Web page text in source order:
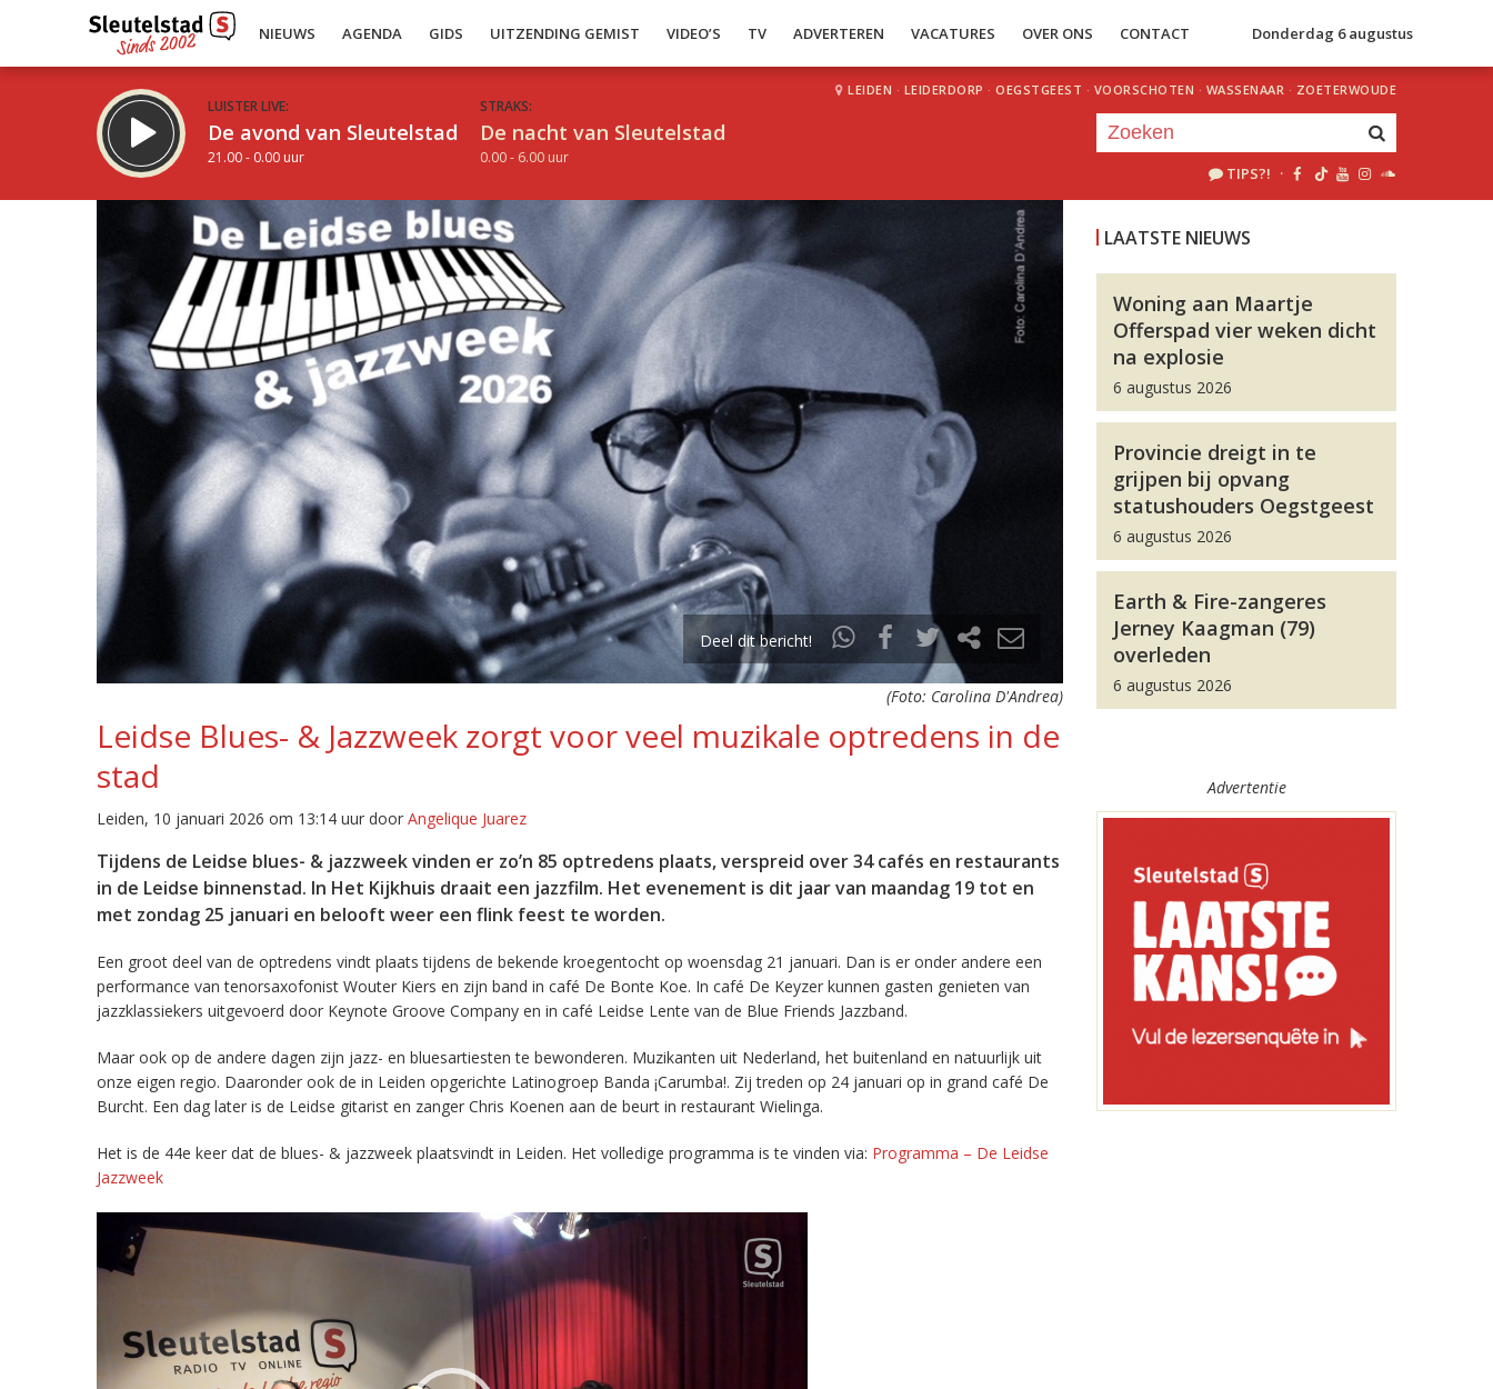
NIEUWS AGENDA GIDS UITZENDING GEMIST VIDEO’S TV ADVERTEREN VACATURES OVER ONS CONTACT Donderdag 6 augustus
LUISTER LIVE:
De avond van Sleutelstad
21.00 - 0.00 uur
STRAKS:
De nacht van Sleutelstad
0.00 - 6.00 uur
LEIDEN · LEIDERDORP · OEGSTGEEST · VOORSCHOTEN · WASSENAAR · ZOETERWOUDE
TIPS?! ·
Inklappen
Deel dit bericht!
(Foto: Carolina D'Andrea)
Leidse Blues- & Jazzweek zorgt voor veel muzikale optredens in de
stad
Leiden, 10 januari 2026 om 13:14 uur door Angelique Juarez
Tijdens de Leidse blues- & jazzweek vinden er zo’n 85 optredens plaats, verspreid over 34 cafés en restaurants
in de Leidse binnenstad. In Het Kijkhuis draait een jazzfilm. Het evenement is dit jaar van maandag 19 tot en
met zondag 25 januari en belooft weer een flink feest te worden.
Een groot deel van de optredens vindt plaats tijdens de bekende kroegentocht op woensdag 21 januari. Dan is er onder andere een
performance van tenorsaxofonist Wouter Kiers en zijn band in café De Bonte Koe. In café De Keyzer kunnen gasten genieten van
jazzklassiekers uitgevoerd door Keynote Groove Company en in café Leidse Lente van de Blue Friends Jazzband.
Maar ook op de andere dagen zijn jazz- en bluesartiesten te bewonderen. Muzikanten uit Nederland, het buitenland en natuurlijk uit
onze eigen regio. Daaronder ook de in Leiden opgerichte Latinogroep Banda ¡Carumba!. Zij treden op 24 januari op in grand café De
Burcht. Een dag later is de Leidse gitarist en zanger Chris Koenen aan de beurt in restaurant Wielinga.
Het is de 44e keer dat de blues- & jazzweek plaatsvindt in Leiden. Het volledige programma is te vinden via: Programma – De Leidse
Jazzweek
Videospeler
LAATSTE NIEUWS
Woning aan Maartje
Offerspad vier weken dicht
na explosie
6 augustus 2026
Provincie dreigt in te
grijpen bij opvang
statushouders Oegstgeest
6 augustus 2026
Earth & Fire-zangeres
Jerney Kaagman (79)
overleden
6 augustus 2026
Advertentie